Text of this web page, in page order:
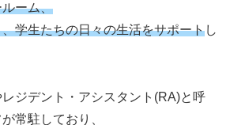
ーム、
学生たちの日々の生活をサポートし
ジデント・アシスタント(RA)と呼
常駐しており、